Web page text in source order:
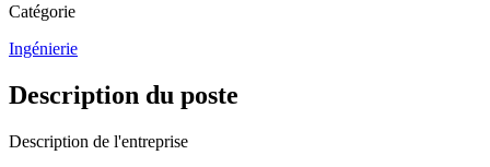
Catégorie
Ingénierie
Description du poste
Description de l'entreprise